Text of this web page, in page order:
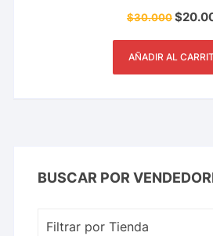
$30.000$
AÑADIR AL
BUSCAR POR
Filtrar por Tienda